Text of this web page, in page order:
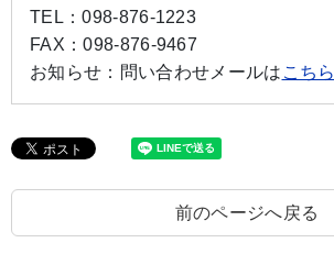
TEL：098-876-1223
FAX：098-876-9467
お知らせ： 問い合わせメールは こちら
前のページへ戻る